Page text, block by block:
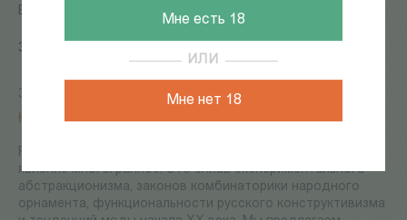
Мне есть 18
ИЛИ
Мне нет 18
Бесчастнов Н., Лаврентьев А.
3 634
36446
Нет в наличии
Русский текстильный авангард 1920-1930-х годов -
явление многогранное. Это сплав экспериментального
абстракционизма, законов комбинаторики народного
орнамента, функциональности русского конструктивизма